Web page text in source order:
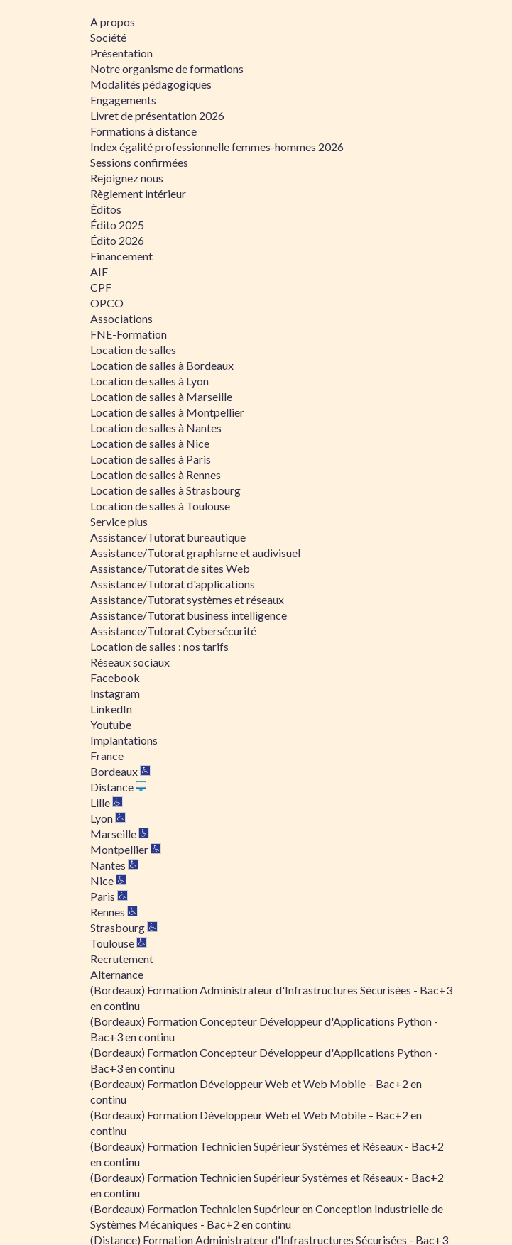
A propos
Société
Présentation
Notre organisme de formations
Modalités pédagogiques
Engagements
Livret de présentation 2026
Formations à distance
Index égalité professionnelle femmes-hommes 2026
Sessions confirmées
Rejoignez nous
Règlement intérieur
Éditos
Édito 2025
Édito 2026
Financement
AIF
CPF
OPCO
Associations
FNE-Formation
Location de salles
Location de salles à Bordeaux
Location de salles à Lyon
Location de salles à Marseille
Location de salles à Montpellier
Location de salles à Nantes
Location de salles à Nice
Location de salles à Paris
Location de salles à Rennes
Location de salles à Strasbourg
Location de salles à Toulouse
Service plus
Assistance/Tutorat bureautique
Assistance/Tutorat graphisme et audivisuel
Assistance/Tutorat de sites Web
Assistance/Tutorat d'applications
Assistance/Tutorat systèmes et réseaux
Assistance/Tutorat business intelligence
Assistance/Tutorat Cybersécurité
Location de salles : nos tarifs
Réseaux sociaux
Facebook
Instagram
LinkedIn
Youtube
Implantations
France
Bordeaux
Distance
Lille
Lyon
Marseille
Montpellier
Nantes
Nice
Paris
Rennes
Strasbourg
Toulouse
Recrutement
Alternance
(Bordeaux) Formation Administrateur d'Infrastructures Sécurisées - Bac+3
en continu
(Bordeaux) Formation Concepteur Développeur d'Applications Python -
Bac+3 en continu
(Bordeaux) Formation Concepteur Développeur d'Applications Python -
Bac+3 en continu
(Bordeaux) Formation Développeur Web et Web Mobile – Bac+2 en
continu
(Bordeaux) Formation Développeur Web et Web Mobile – Bac+2 en
continu
(Bordeaux) Formation Technicien Supérieur Systèmes et Réseaux - Bac+2
en continu
(Bordeaux) Formation Technicien Supérieur Systèmes et Réseaux - Bac+2
en continu
(Bordeaux) Formation Technicien Supérieur en Conception Industrielle de
Systèmes Mécaniques - Bac+2 en continu
(Distance) Formation Administrateur d'Infrastructures Sécurisées - Bac+3